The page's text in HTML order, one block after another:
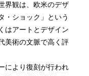
界観は、欧米のデザ
・ショック」という
はアートとデザイン
美術の文脈で高く評
により復刻が行われ